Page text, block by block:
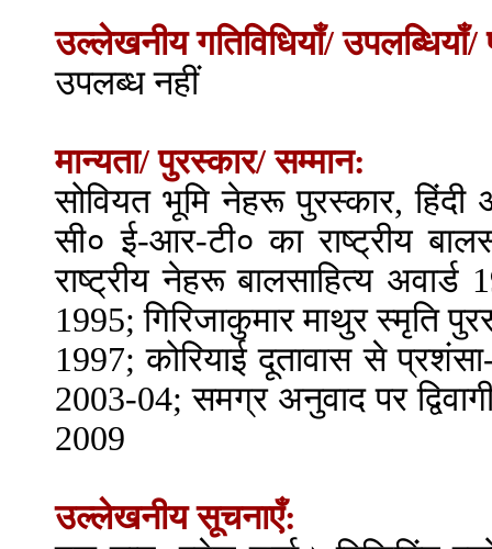
उल्लेखनीय गतिविधियाँ/ उपलब्धियाँ/
उपलब्ध नहीं
मान्यता/ पुरस्कार/ सम्मान:
सोवियत भूमि नेहरू पुरस्कार, हिंदी
सी० ई-आर-टी० का राष्ट्रीय
राष्ट्रीय नेहरू बालसाहित्य अवार्ड
1995; गिरिजाकुमार माथुर स्मृति
1997; कोरियाई दूतावास से प्रशंसा-
2003-04; समग्र अनुवाद पर
2009
उल्लेखनीय सूचनाएँ: